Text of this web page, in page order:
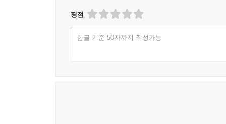
평점
한글 기준 50자까지 작성가능